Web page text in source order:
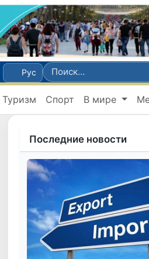
Рус
Туризм Спорт В мире
Последние новости